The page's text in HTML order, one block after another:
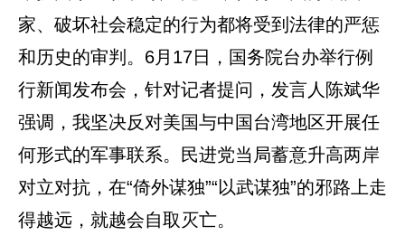
家、破坏社会稳定的行为都将受到法律的严惩
和历史的审判。6月17日，国务院台办举行例
行新闻发布会，针对记者提问，发言人陈斌华
强调，我坚决反对美国与中国台湾地区开展任
何形式的军事联系。民进党当局蓄意升高两岸
对立对抗，在“倚外谋独”“以武谋独”的邪路上走
得越远，就越会自取灭亡。